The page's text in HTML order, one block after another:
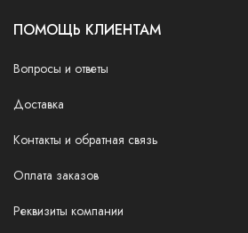
ПОМОЩЬ КЛИЕНТАМ
Вопросы и ответы
Доставка
Контакты и обратная связь
Оплата заказов
Реквизиты компании